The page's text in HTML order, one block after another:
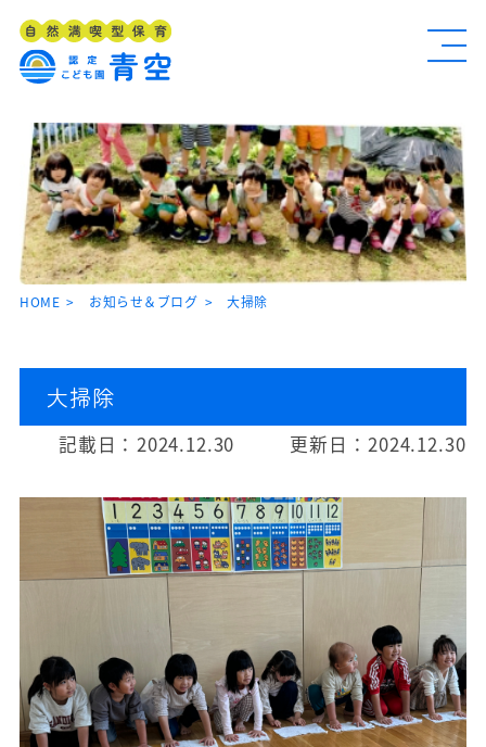
HOME お知らせ＆ブログ 大掃除
大掃除
記載日： 2024.12.30 更新日： 2024.12.30